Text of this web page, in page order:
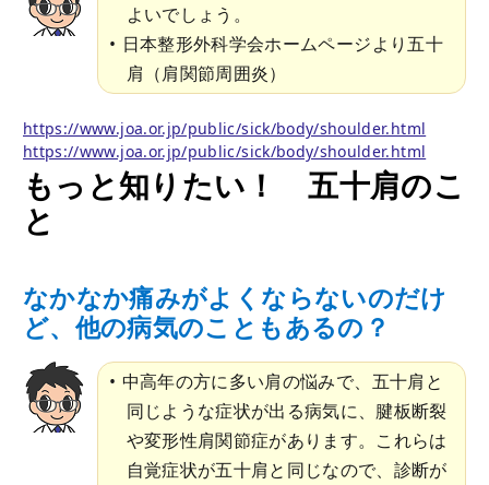
よいでしょう。
日本整形外科学会ホームページより五十
肩（肩関節周囲炎）
https://www.joa.or.jp/public/sick/body/shoulder.html
https://www.joa.or.jp/public/sick/body/shoulder.html
もっと知りたい！ 五十肩のこ
と
なかなか痛みがよくならないのだけ
ど、他の病気のこともあるの？
中高年の方に多い肩の悩みで、五十肩と
同じような症状が出る病気に、腱板断裂
や変形性肩関節症があります。これらは
自覚症状が五十肩と同じなので、診断が